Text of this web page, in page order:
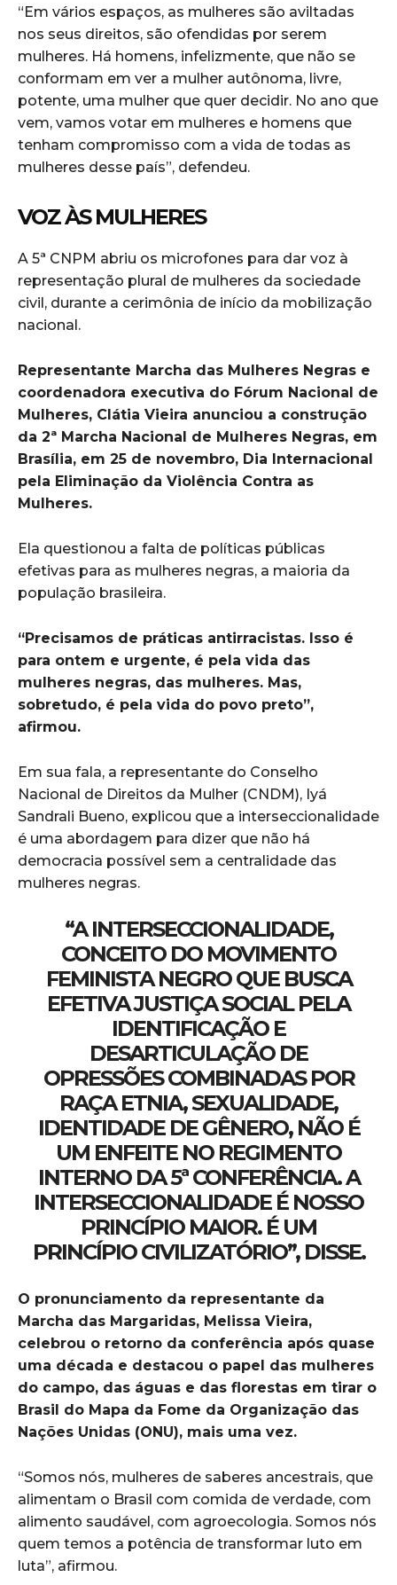
“Em vários espaços, as mulheres são aviltadas
nos seus direitos, são ofendidas por serem
mulheres. Há homens, infelizmente, que não se
conformam em ver a mulher autônoma, livre,
potente, uma mulher que quer decidir. No ano que
vem, vamos votar em mulheres e homens que
tenham compromisso com a vida de todas as
mulheres desse país”, defendeu.
VOZ ÀS MULHERES
A 5ª CNPM abriu os microfones para dar voz à
representação plural de mulheres da sociedade
civil, durante a cerimônia de início da mobilização
nacional.
Representante Marcha das Mulheres Negras e
coordenadora executiva do Fórum Nacional de
Mulheres, Clátia Vieira anunciou a construção
da 2ª Marcha Nacional de Mulheres Negras, em
Brasília, em 25 de novembro, Dia Internacional
pela Eliminação da Violência Contra as
Mulheres.
Ela questionou a falta de políticas públicas
efetivas para as mulheres negras, a maioria da
população brasileira.
“Precisamos de práticas antirracistas. Isso é
para ontem e urgente, é pela vida das
mulheres negras, das mulheres. Mas,
sobretudo, é pela vida do povo preto”,
afirmou.
Em sua fala, a representante do Conselho
Nacional de Direitos da Mulher (CNDM), Iyá
Sandrali Bueno, explicou que a interseccionalidade
é uma abordagem para dizer que não há
democracia possível sem a centralidade das
mulheres negras.
“A INTERSECCIONALIDADE,
CONCEITO DO MOVIMENTO
FEMINISTA NEGRO QUE BUSCA
EFETIVA JUSTIÇA SOCIAL PELA
IDENTIFICAÇÃO E
DESARTICULAÇÃO DE
OPRESSÕES COMBINADAS POR
RAÇA ETNIA, SEXUALIDADE,
IDENTIDADE DE GÊNERO, NÃO É
UM ENFEITE NO REGIMENTO
INTERNO DA 5ª CONFERÊNCIA. A
INTERSECCIONALIDADE É NOSSO
PRINCÍPIO MAIOR. É UM
PRINCÍPIO CIVILIZATÓRIO”, DISSE.
O pronunciamento da representante da
Marcha das Margaridas, Melissa Vieira,
celebrou o retorno da conferência após quase
uma década e destacou o papel das mulheres
do campo, das águas e das florestas em tirar o
Brasil do Mapa da Fome da Organização das
Nações Unidas (ONU), mais uma vez.
“Somos nós, mulheres de saberes ancestrais, que
alimentam o Brasil com comida de verdade, com
alimento saudável, com agroecologia. Somos nós
quem temos a potência de transformar luto em
luta”, afirmou.